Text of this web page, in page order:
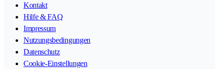
Kontakt
Hilfe & FAQ
Impressum
Nutzungsbedingungen
Datenschutz
Cookie-Einstellungen